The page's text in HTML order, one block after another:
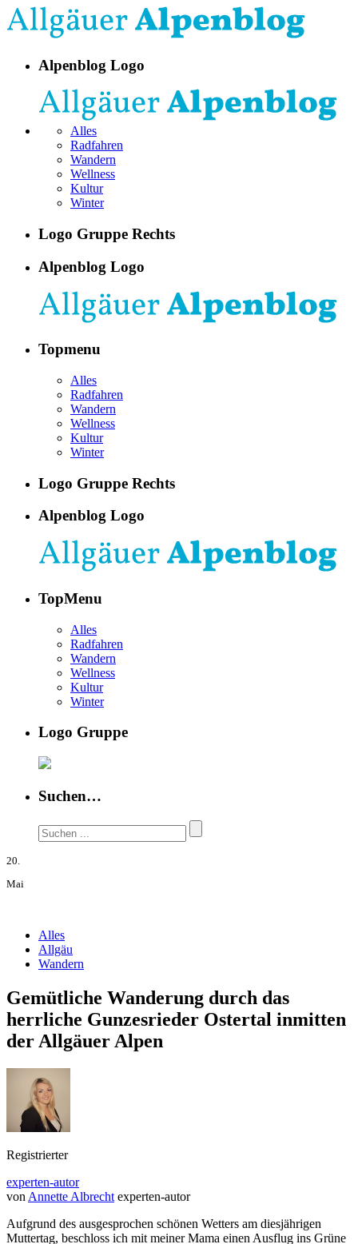
Alpenblog Logo
Alles
Radfahren
Wandern
Wellness
Kultur
Winter
Logo Gruppe Rechts
Alpenblog Logo
Topmenu
Alles
Radfahren
Wandern
Wellness
Kultur
Winter
Logo Gruppe Rechts
Alpenblog Logo
TopMenu
Alles
Radfahren
Wandern
Wellness
Kultur
Winter
Logo Gruppe
Suchen…
20.
Mai
Alles
Allgäu
Wandern
Gemütliche Wanderung durch das
herrliche Gunzesrieder Ostertal inmitten
der Allgäuer Alpen
Registrierter
experten-autor
von Annette Albrecht experten-autor
Aufgrund des ausgesprochen schönen Wetters am diesjährigen
Muttertag, beschloss ich mit meiner Mama einen Ausflug ins Grüne